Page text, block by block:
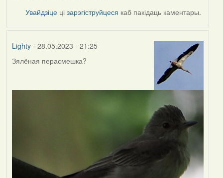
Увайдзіце цізарэгіструйцеся каб пакідаць каментары.
Lighty- 28.05.2023 - 21:25
Зялёная перасмешка?